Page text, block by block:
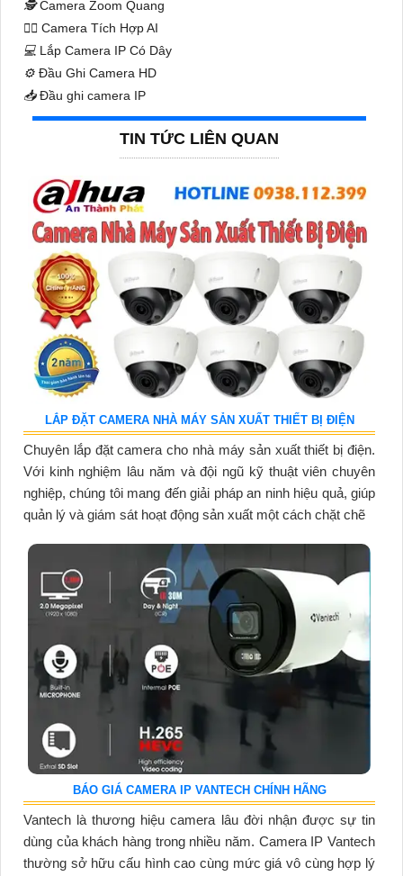
🕵️Camera Zoom Quang
🧛‍♀️ Camera Tích Hợp AI
💻 Lắp Camera IP Có Dây
⚙️ Đầu Ghi Camera HD
📥Đầu ghi camera IP
TIN TỨC LIÊN QUAN
LẮP ĐẶT CAMERA NHÀ MÁY SẢN XUẤT THIẾT BỊ ĐIỆN
Chuyên lắp đặt camera cho nhà máy sản xuất thiết bị điện.
Với kinh nghiệm lâu năm và đội ngũ kỹ thuật viên chuyên
nghiệp, chúng tôi mang đến giải pháp an ninh hiệu quả, giúp
quản lý và giám sát hoạt động sản xuất một cách chặt chẽ
BÁO GIÁ CAMERA IP VANTECH CHÍNH HÃNG
Vantech là thương hiệu camera lâu đời nhận được sự tin
dùng của khách hàng trong nhiều năm. Camera IP Vantech
thường sở hữu cấu hình cao cùng mức giá vô cùng hợp lý